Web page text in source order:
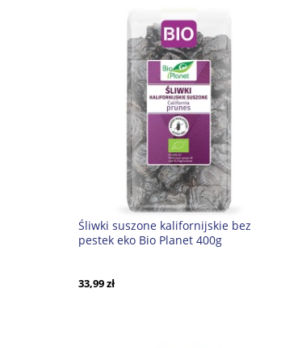
Śliwki suszone kalifornijskie bez
pestek eko Bio Planet 400g
33,99 zł